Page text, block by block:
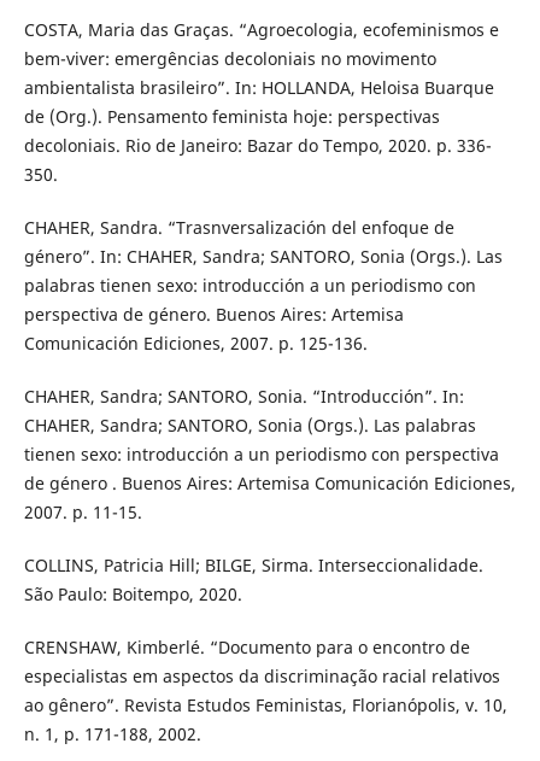
COSTA, Maria das Graças. “Agroecologia, ecofeminismos e
bem-viver: emergências decoloniais no movimento
ambientalista brasileiro”. In: HOLLANDA, Heloisa Buarque
de (Org.). Pensamento feminista hoje: perspectivas
decoloniais. Rio de Janeiro: Bazar do Tempo, 2020. p. 336-
350.
CHAHER, Sandra. “Trasnversalización del enfoque de
género”. In: CHAHER, Sandra; SANTORO, Sonia (Orgs.). Las
palabras tienen sexo: introducción a un periodismo con
perspectiva de género. Buenos Aires: Artemisa
Comunicación Ediciones, 2007. p. 125-136.
CHAHER, Sandra; SANTORO, Sonia. “Introducción”. In:
CHAHER, Sandra; SANTORO, Sonia (Orgs.). Las palabras
tienen sexo: introducción a un periodismo con perspectiva
de género . Buenos Aires: Artemisa Comunicación Ediciones,
2007. p. 11-15.
COLLINS, Patricia Hill; BILGE, Sirma. Interseccionalidade.
São Paulo: Boitempo, 2020.
CRENSHAW, Kimberlé. “Documento para o encontro de
especialistas em aspectos da discriminação racial relativos
ao gênero”. Revista Estudos Feministas, Florianópolis, v. 10,
n. 1, p. 171-188, 2002.